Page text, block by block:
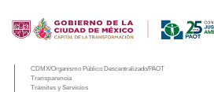
CDMX/Organismo Público Descentralizado/PAOT
Transparencia
Trámites y Servicios